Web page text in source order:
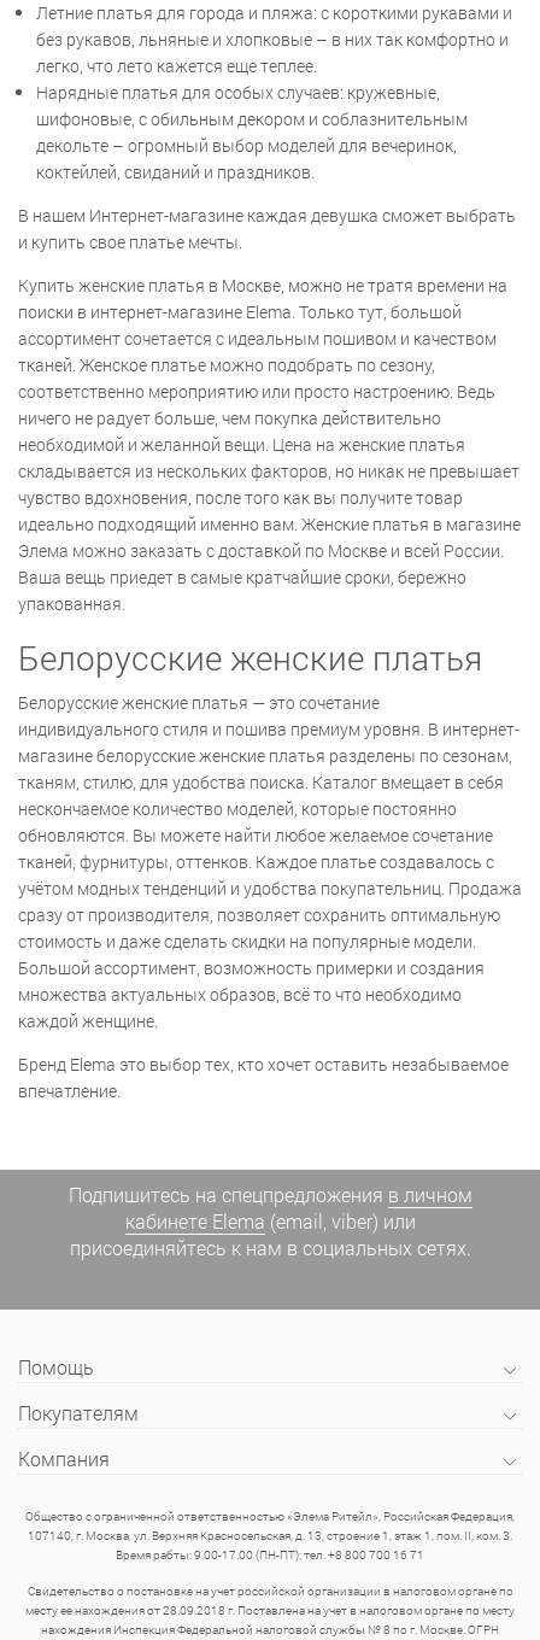
Летние платья для города и пляжа: с короткими рукавами и
без рукавов, льняные и хлопковые – в них так комфортно и
легко, что лето кажется еще теплее.
Нарядные платья для особых случаев: кружевные,
шифоновые, с обильным декором и соблазнительным
декольте – огромный выбор моделей для вечеринок,
коктейлей, свиданий и праздников.
В нашем Интернет-магазине каждая девушка сможет выбрать
и купить свое платье мечты.
Купить женские платья в Москве, можно не тратя времени на
поиски в интернет-магазине Elema. Только тут, большой
ассортимент сочетается с идеальным пошивом и качеством
тканей. Женское платье можно подобрать по сезону,
соответственно мероприятию или просто настроению. Ведь
ничего не радует больше, чем покупка действительно
необходимой и желанной вещи. Цена на женские платья
складывается из нескольких факторов, но никак не превышает
чувство вдохновения, после того как вы получите товар
идеально подходящий именно вам. Женские платья в магазине
Элема можно заказать с доставкой по Москве и всей России.
Ваша вещь приедет в самые кратчайшие сроки, бережно
упакованная.
Белорусские женские платья
Белорусские женские платья — это сочетание
индивидуального стиля и пошива премиум уровня. В интернет-
магазине белорусские женские платья разделены по сезонам,
тканям, стилю, для удобства поиска. Каталог вмещает в себя
нескончаемое количество моделей, которые постоянно
обновляются. Вы можете найти любое желаемое сочетание
тканей, фурнитуры, оттенков. Каждое платье создавалось с
учётом модных тенденций и удобства покупательниц. Продажа
сразу от производителя, позволяет сохранить оптимальную
стоимость и даже сделать скидки на популярные модели.
Большой ассортимент, возможность примерки и создания
множества актуальных образов, всё то что необходимо
каждой женщине.
Бренд Elema это выбор тех, кто хочет оставить незабываемое
впечатление.
Подпишитесь на спецпредложения в личном
кабинете Elema (email, viber) или
присоединяйтесь к нам в социальных сетях.
Помощь
Покупателям
Компания
Общество с ограниченной ответственностью «Элема Ритейл», Российская Федерация,
107140, г. Москва, ул. Верхняя Красносельская, д. 13, строение 1, этаж 1, пом. II, ком. 3.
Время рабты: 9.00-17.00 (ПН-ПТ); тел. +8 800 700 16 71
Свидетельство о постановке на учет российской организации в налоговом органе по
месту ее нахождения от 28.09.2018 г. Поставлена на учет в налоговом органе по месту
нахождения Инспекция Федеральной налоговой службы № 8 по г. Москве. ОГРН